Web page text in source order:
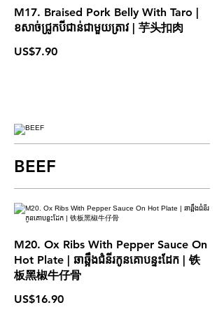
M17. Braised Pork Belly With Taro |
ខសាច់ជ្រូកបីជាន់ជាមួយត្រាវ | 芋头扣肉
US$7.90
BEEF
M20. Ox Ribs With Pepper Sauce On
Hot Plate | ឆាឆ្អឹងជំនីរកូនគោបន្ទះដែក​ | 铁
板黑椒牛仔骨
US$16.90